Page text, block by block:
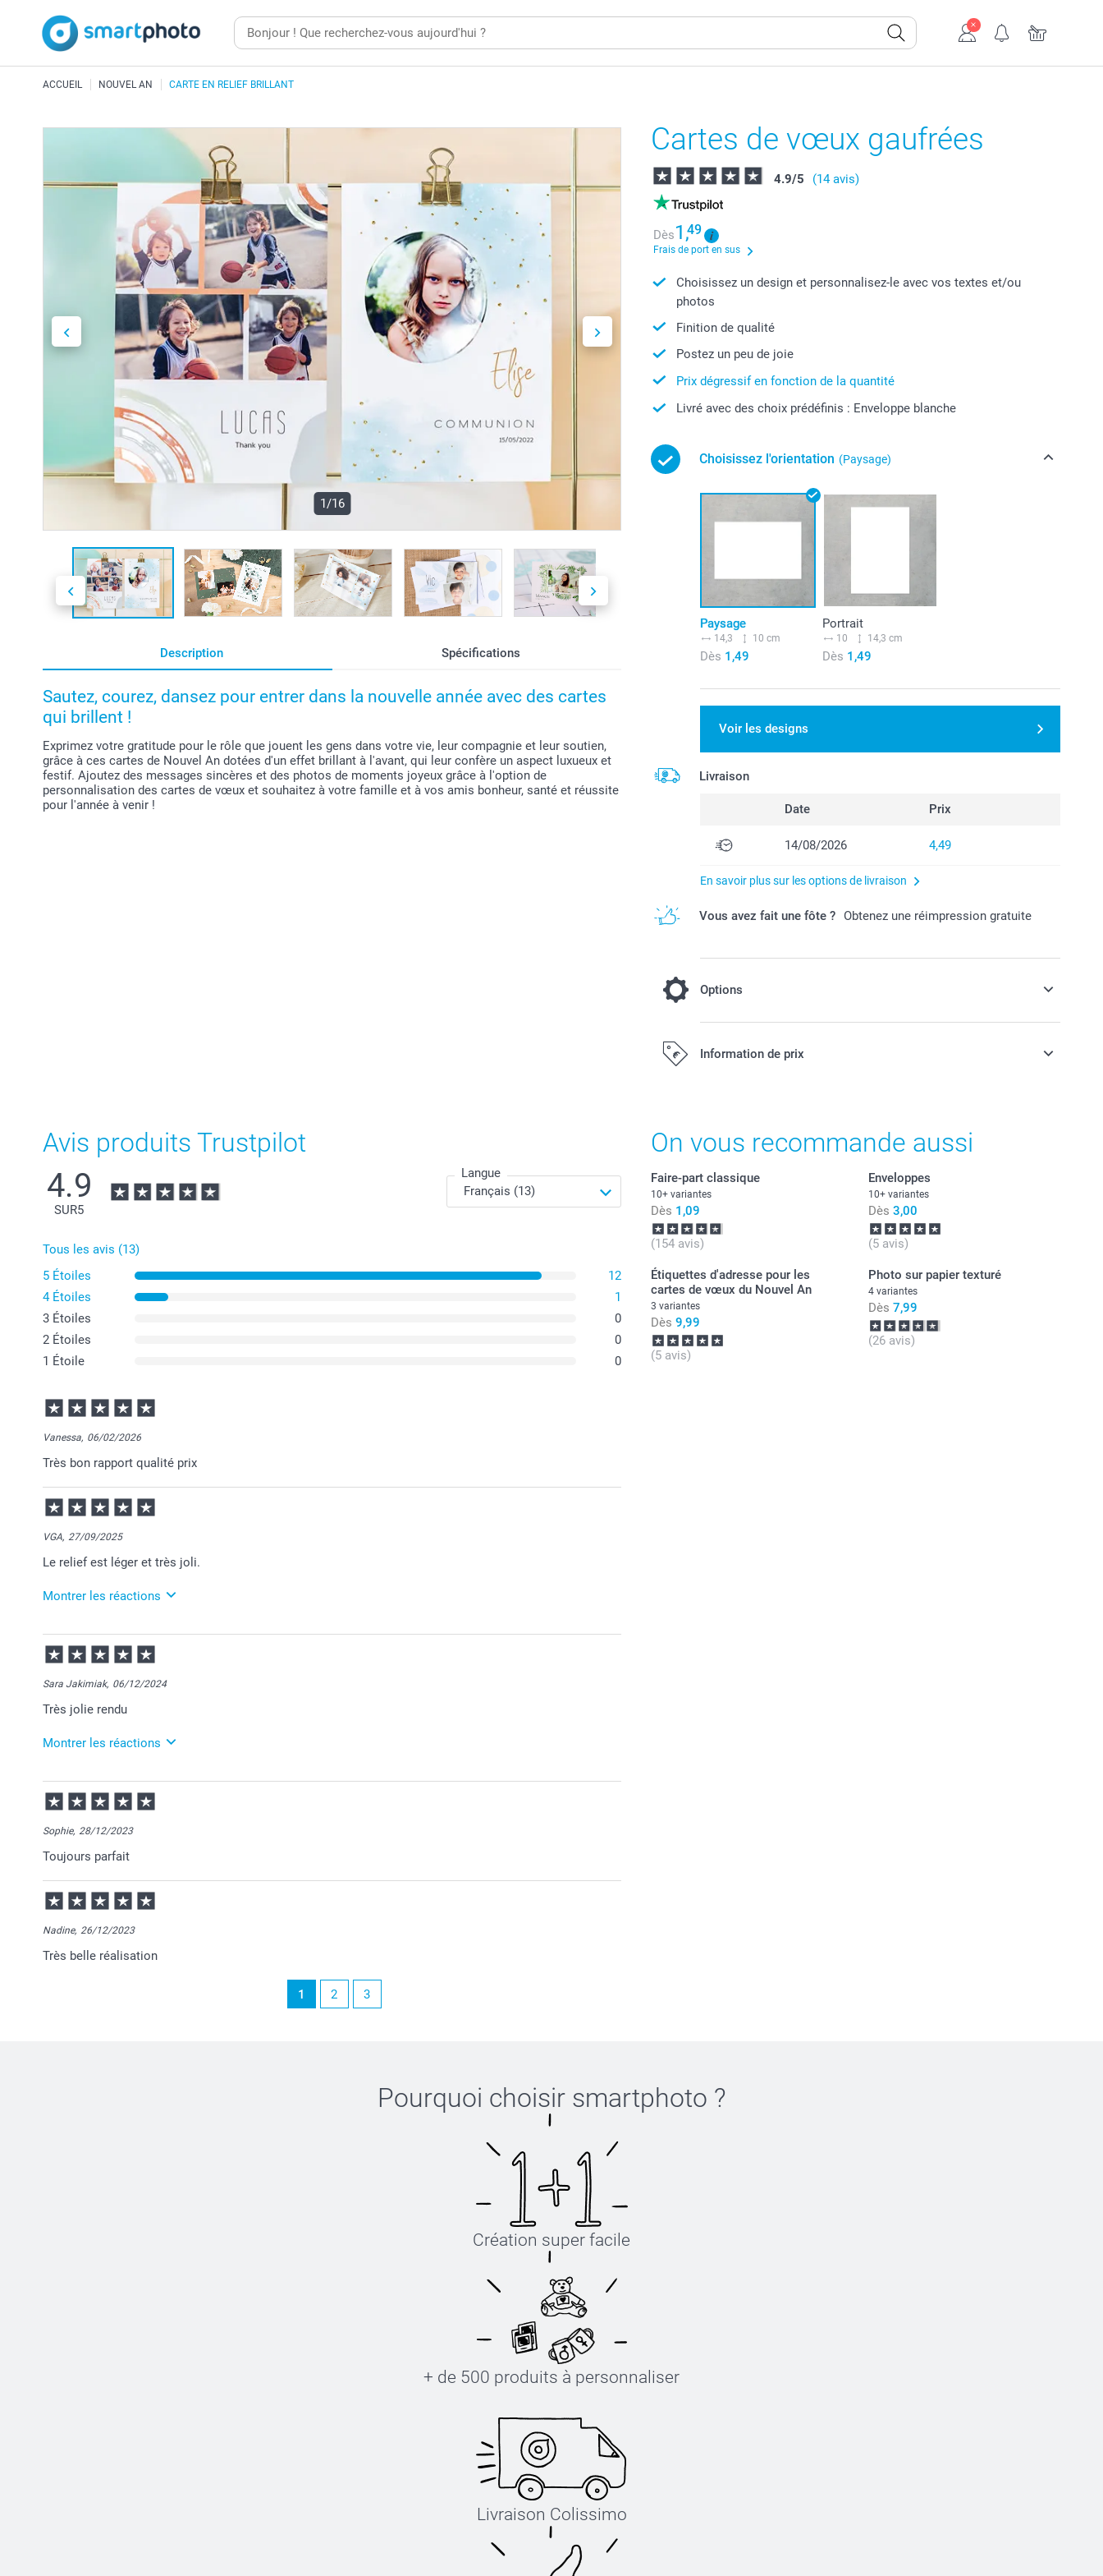
ACCUEIL NOUVEL AN CARTE EN RELIEF BRILLANT
1/16
Description Spécifications
Sautez, courez, dansez pour entrer dans la nouvelle année avec des cartes
qui brillent !
Exprimez votre gratitude pour le rôle que jouent les gens dans votre vie, leur compagnie et leur soutien,
grâce à ces cartes de Nouvel An dotées d'un effet brillant à l'avant, qui leur confère un aspect luxueux et
festif. Ajoutez des messages sincères et des photos de moments joyeux grâce à l'option de
personnalisation des cartes de vœux et souhaitez à votre famille et à vos amis bonheur, santé et réussite
pour l'année à venir !
Cartes de vœux gaufrées
4.9/5 (14 avis)
Dès1,49
Frais de port en sus
Choisissez un design et personnalisez-le avec vos textes et/ou
photos
Finition de qualité
Postez un peu de joie
Prix dégressif en fonction de la quantité
Livré avec des choix prédéfinis : Enveloppe blanche
Choisissez l'orientation (Paysage)
Paysage
14,3 10 cm
Dès 1,49
Portrait
10 14,3 cm
Dès 1,49
Voir les designs
Livraison
Date Prix
14/08/2026 4,49
En savoir plus sur les options de livraison
Vous avez fait une fôte ? Obtenez une réimpression gratuite
Options
Choisissez une enveloppe de couleur, pour des
cartes encore plus attrayantes
Disponibilité et prix des options
Enveloppes en papier 120 g
Blanc (prédéfini)
Rouge foncé
Lavande
Enveloppes en papier 160 g
Blanc luxe
Enveloppes en papier scintillant 120 g
Information de prix
Tous les prix sont en EURO (€), TVA incluse et hors frais de port.
Quantité
1 - 9
10 - 19
20 - 29
Avis produits Trustpilot
4.9
SUR5
Langue
Tous les avis (13)
5 Étoiles
12
4 Étoiles
1
3 Étoiles
0
2 Étoiles
0
1 Étoile
0
Vanessa, 06/02/2026
Très bon rapport qualité prix
VGA, 27/09/2025
Le relief est léger et très joli.
Montrer les réactions
30/09/2025
08:42
Bonjour Véronique,
Au plaisir de vous retrouver sur Smartphoto.
Cordialement,
Sara Jakimiak, 06/12/2024
Très jolie rendu
Montrer les réactions
16/01/2025
09:45
Bonjour Sara,
Passez une belle journée!
Sophie, 28/12/2023
Toujours parfait
Nadine, 26/12/2023
Très belle réalisation
1 2 3
On vous recommande aussi
Faire-part classique
10+ variantes
Dès 1,09
(154 avis)
Enveloppes
10+ variantes
Dès 3,00
(5 avis)
Étiquettes d'adresse pour les
cartes de vœux du Nouvel An
3 variantes
Dès 9,99
(5 avis)
Photo sur papier texturé
4 variantes
Dès 7,99
(26 avis)
Pourquoi choisir smartphoto ?
Création super facile
+ de 500 produits à personnaliser
Livraison Colissimo